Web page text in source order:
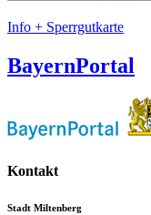
Info + Sperrgutkarte
BayernPortal
Kontakt
Stadt Miltenberg